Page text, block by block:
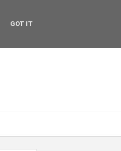
GOT IT